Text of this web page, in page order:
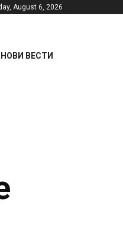
August 6, 2026
ВЕСТИ